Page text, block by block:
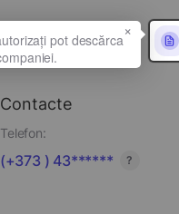
Contacte
Telefon:
(+373 ) 43****** ?
×